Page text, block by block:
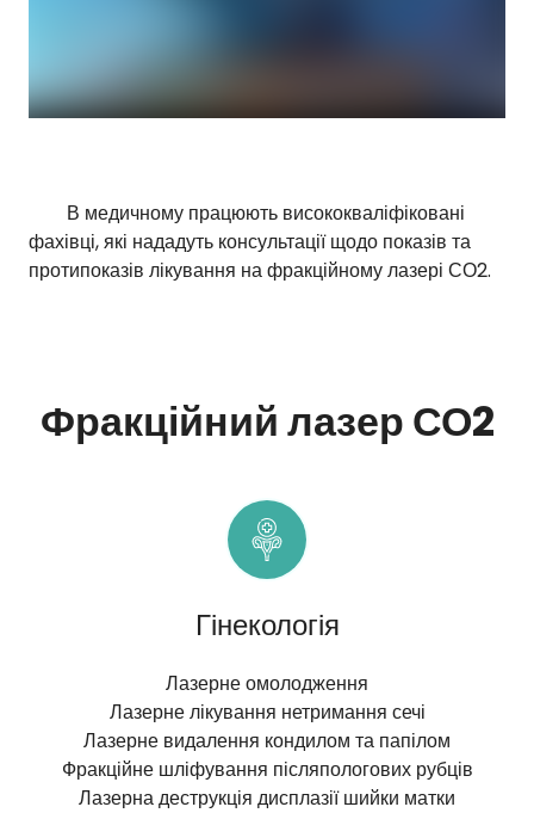
В медичному працюють висококваліфіковані
фахівці, які нададуть консультації щодо показів та
протипоказів лікування на фракційному лазері СО2.
Фракційний лазер СО2
Гінекологія
Лазерне омолодження
Лазерне лікування нетримання сечі
Лазерне видалення кондилом та папілом
Фракційне шліфування післяпологових рубців
Лазерна деструкція дисплазії шийки матки